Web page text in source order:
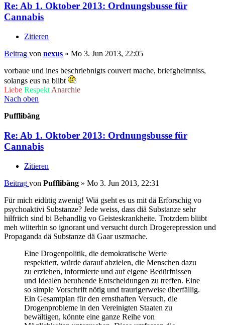
Re: Ab 1. Oktober 2013: Ordnungsbusse für
Cannabis
Zitieren
Beitrag von nexus » Mo 3. Jun 2013, 22:05
vorbaue und ines beschriebnigts couvert mache, briefgheimniss,
solangs eus na blibt
Liebe Respekt Anarchie
Nach oben
Pufflibäng
Re: Ab 1. Oktober 2013: Ordnungsbusse für
Cannabis
Zitieren
Beitrag von Pufflibäng » Mo 3. Jun 2013, 22:31
Für mich eidütig zwenig! Wiä gseht es us mit dä Erforschig vo
psychoaktivi Substanze? Jede weiss, dass diä Substanze sehr
hilfriich sind bi Behandlig vo Geisteskrankheite. Trotzdem bliibt
meh wiiterhin so ignorant und versucht durch Drogerepression und
Propaganda dä Substanze dä Gaar uszmache.
Eine Drogenpolitik, die demokratische Werte
respektiert, würde darauf abzielen, die Menschen dazu
zu erziehen, informierte und auf eigene Bedürfnissen
und Idealen beruhende Entscheidungen zu treffen. Eine
so simple Vorschrift nötig und traurigerweise überfällig.
Ein Gesamtplan für den ernsthaften Versuch, die
Drogenprobleme in den Vereinigten Staaten zu
bewältigen, könnte eine ganze Reihe von